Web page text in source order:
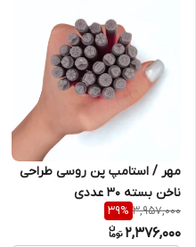
مهر / استامپ پن روسی طراحی
ناخن بسته 30 عددی
3,957,000
39%
2,376,000